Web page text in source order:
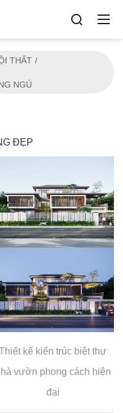
THẤT
NGỦ
ĐẸP
kế kiến trúc biệt thự
vườn phong cách hiện
đại